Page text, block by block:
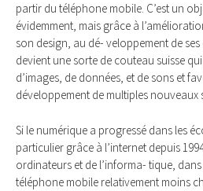
partir du téléphone mobile. C’est un
évidemment, mais grâce à
son design, au dé- veloppement de
devient une sorte de couteau suisse
d’images, de données, et de sons et
développement de multiples nouveaux
Si le numérique a progressé dans les
particulier grâce à l’internet depuis
ordinateurs et de l’informa- tique,
téléphone mobile relativement moins